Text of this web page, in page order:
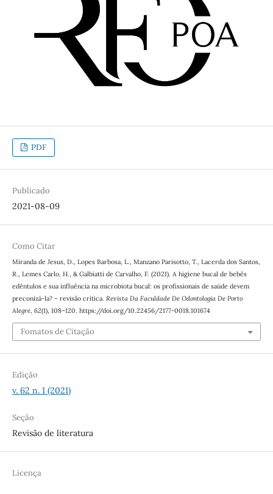
PDF
Publicado
2021-08-09
Como Citar
Miranda de Jesus, D., Lopes Barbosa, L., Manzano Parisotto, T., Lacerda dos Santos,
R., Lemes Carlo, H., & Galbiatti de Carvalho, F. (2021). A higiene bucal de bebês
edêntulos e sua influência na microbiota bucal: os profissionais de saúde devem
preconizá-la? – revisão crítica. Revista Da Faculdade De Odontologia De Porto
Alegre, 62(1), 108–120. https://doi.org/10.22456/2177-0018.101674
Fomatos de Citação
Edição
v. 62 n. 1 (2021)
Seção
Revisão de literatura
Licença